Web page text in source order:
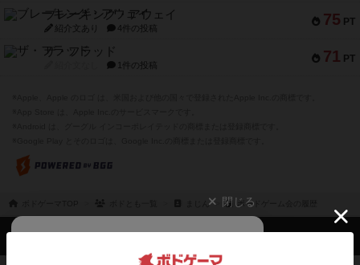
75 PT
ブレーキング・アウェイ
紹介文あり 4件の投稿
71 PT
ザ・フラッド
1件の投稿
まじん ボードゲーム会の履歴
閉じる
て、
ボドゲーマTOP